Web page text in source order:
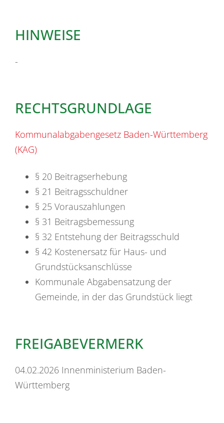
HINWEISE
-
RECHTSGRUNDLAGE
Kommunalabgabengesetz Baden-Württemberg
(KAG)
§ 20 Beitragserhebung
§ 21 Beitragsschuldner
§ 25 Vorauszahlungen
§ 31 Beitragsbemessung
§ 32 Entstehung der Beitragsschuld
§ 42 Kostenersatz für Haus- und
Grundstücksanschlüsse
Kommunale Abgabensatzung der
Gemeinde, in der das Grundstück liegt
FREIGABEVERMERK
04.02.2026 Innenministerium Baden-
Württemberg